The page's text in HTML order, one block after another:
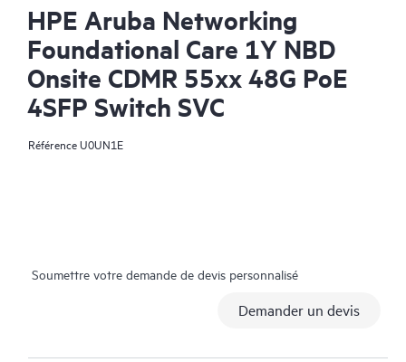
HPE Aruba Networking
Foundational Care 1Y NBD
Onsite CDMR 55xx 48G PoE
4SFP Switch SVC
RéférenceU0UN1E
Soumettre votre demande de devis personnalisé
Demander un devis